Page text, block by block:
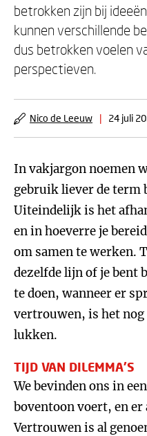
betrokken zijn bij
kunnen verschillende
dus betrokken voelen
perspectieven.
Nico de Leeuw | 24 juli
In vakjargon noemen
gebruik liever de term
Uiteindelijk is het
en in hoeverre je
om samen te werken.
dezelfde lijn of je bent
te doen, wanneer er
vertrouwen, is het nog
lukken.
TIJD VAN DILEMMA’S
We bevinden ons in
boventoon voert, en er
Vertrouwen is al